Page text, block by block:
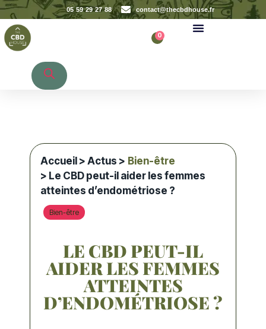
05 59 29 27 88 contact@thecbdhouse.fr
0
Accueil >Actus > Bien-être
> Le CBD peut-il aider les femmes
atteintes d’endométriose ?
Bien-être
LE CBD PEUT-IL
AIDER LES FEMMES
ATTEINTES
D’ENDOMÉTRIOSE ?